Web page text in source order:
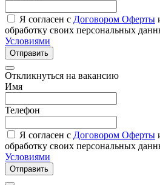
Я согласен с Договором Оферты
обработку своих персональных
Условиями
Отправить
Откликнуться на вакансию
Имя
Телефон
Я согласен с Договором Оферты
обработку своих персональных
Условиями
Отправить